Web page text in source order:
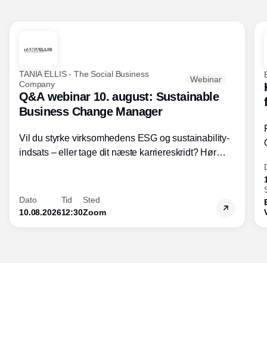
TANIA ELLIS - The Social Business
Company
Webinar
Q&A webinar 10. august: Sustainable
Business Change Manager
Vil du styrke virksomhedens ESG og sustainability-
indsats – eller tage dit næste karriereskridt? Hør
inden for bæredygtig forretningsudvikling - så du
skaber værdi for både samfund og bundlinje.
Dato
10.08.2026
Tid
12:30
Sted
Zoom